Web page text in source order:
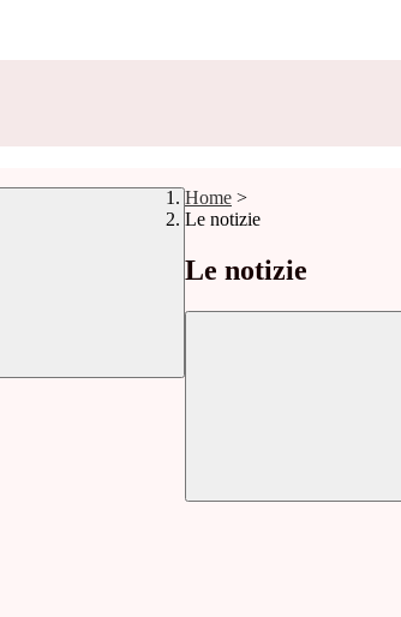
Home >
Le notizie
Le notizie